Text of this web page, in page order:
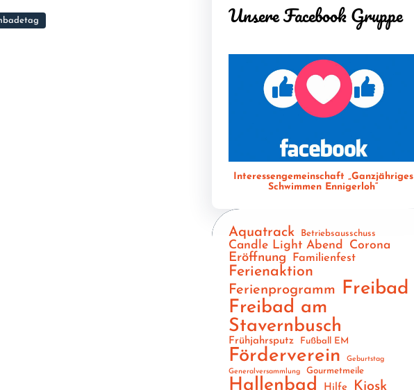
Unsere Facebook Gruppe
Interessengemeinschaft „Ganzjähriges
Schwimmen Ennigerloh“
Aquatrack Betriebsausschuss
Candle Light Abend Corona
Eröffnung Familienfest
Ferienaktion
Ferienprogramm Freibad
Freibad am
Stavernbusch
Frühjahrsputz Fußball EM
Förderverein
Geburtstag
Generalversammlung
Gourmetmeile
Hallenbad Hilfe Kiosk